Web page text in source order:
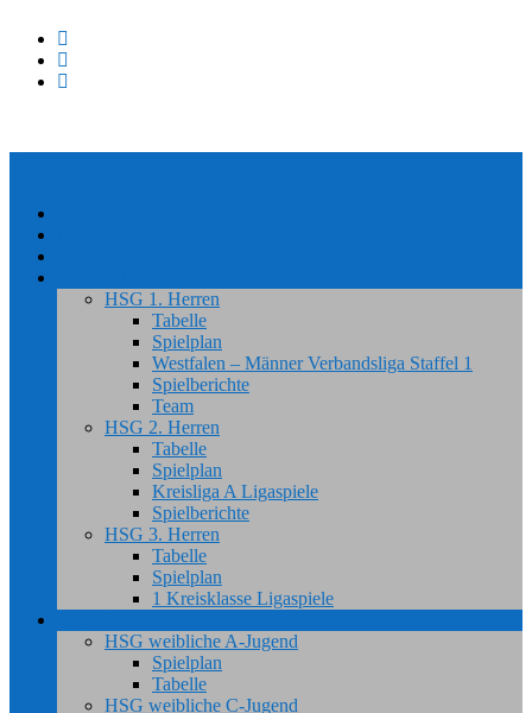
HSG 1. Herren
Tabelle
Spielplan
Westfalen – Männer Verbandsliga Staffel 1
Spielberichte
Team
HSG 2. Herren
Tabelle
Spielplan
Kreisliga A Ligaspiele
Spielberichte
HSG 3. Herren
Tabelle
Spielplan
1 Kreisklasse Ligaspiele
HSG weibliche A-Jugend
Spielplan
Tabelle
HSG weibliche C-Jugend